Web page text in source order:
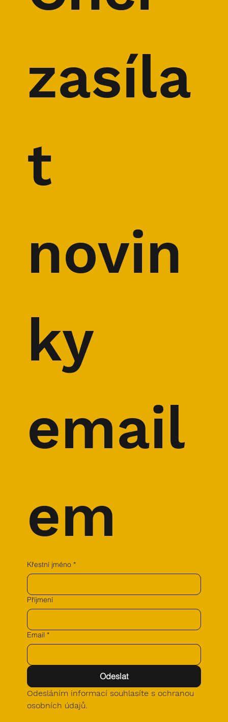
zasíla
t
novin
ky
email
em
Křestní jméno *
Příjmení
Email *
Odeslat
Odesláním informací souhlasíte s ochranou
osobních údajů.